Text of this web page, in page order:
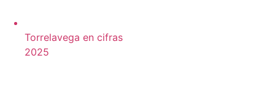
Torrelavega en cifras
2025